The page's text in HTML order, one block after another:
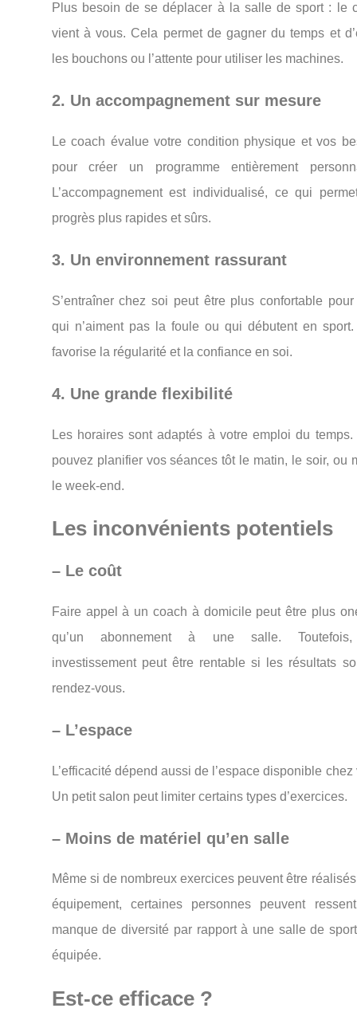
Plus besoindesedéplacer à la salledesport : le
vient àvous. Cela permet de gagnerdutemps et
les bouchons ou l’attente pour utiliser les machines.
2. Un accompagnement sur mesure
Lecoach évaluevotre condition physique etvos
pourcréer un programmeentièrement
L’accompagnementest individualisé, cequi
progrès plus rapides etsûrs.
3. Un environnement rassurant
S’entraînerchezsoi peut être plusconfortable
qui n’aiment pas la foule ou qui débutent en
favorise la régularité et la confiance en soi.
4. Une grande flexibilité
Les horairessontadaptés à votreemploidu temps.
pouvez planifier vosséancestôt le matin, le soir, ou
le week-end.
Les inconvénients potentiels
– Le coût
Faire appelà un coach à domicile peutêtre plus
qu’unabonnementà unesalle.
investissement peut être rentablesi les résultats
rendez-vous.
– L’espace
L’efficacité dépend ausside l’espacedisponible chez
Un petitsalon peut limiter certains types d’exercices.
– Moins de matériel qu’en salle
Même si de nombreuxexercices peuventêtre
équipement, certaines personnes peuvent
manquedediversité par rapportà une sallede
équipée.
Est-ce efficace ?